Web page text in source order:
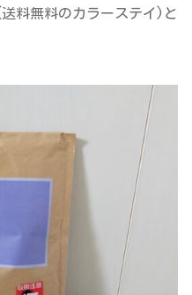
料無料のカラーステイ)と